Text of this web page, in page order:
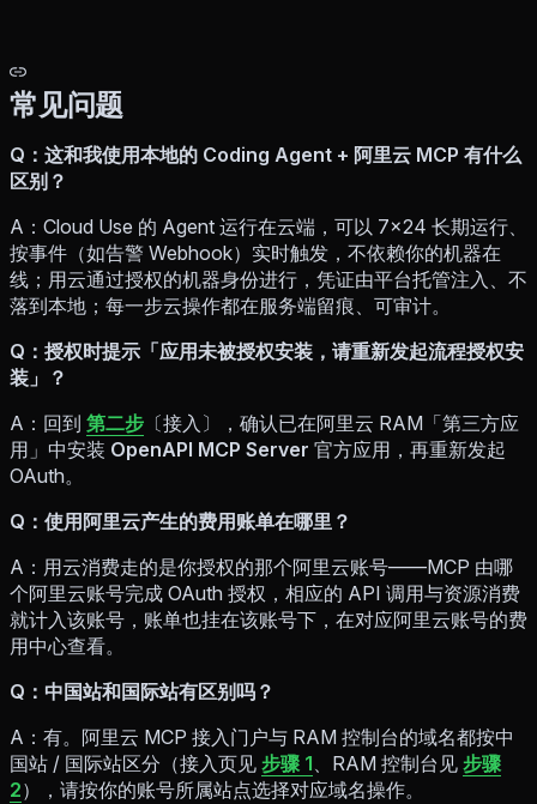
常见问题
Q：这和我使用本地的 Coding Agent + 阿里云 MCP 有什么
区别？
A：Cloud Use 的 Agent 运行在云端，可以 7×24 长期运行、
按事件（如告警 Webhook）实时触发，不依赖你的机器在
线；用云通过授权的机器身份进行，凭证由平台托管注入、不
落到本地；每一步云操作都在服务端留痕、可审计。
Q：授权时提示「应用未被授权安装，请重新发起流程授权安
装」？
A：回到 第二步 〔接入〕，确认已在阿里云 RAM「第三方应
用」中安装 OpenAPI MCP Server 官方应用，再重新发起
OAuth。
Q：使用阿里云产生的费用账单在哪里？
A：用云消费走的是你授权的那个阿里云账号——MCP 由哪
个阿里云账号完成 OAuth 授权，相应的 API 调用与资源消费
就计入该账号，账单也挂在该账号下，在对应阿里云账号的费
用中心查看。
Q：中国站和国际站有区别吗？
A：有。阿里云 MCP 接入门户与 RAM 控制台的域名都按中
国站 / 国际站区分（接入页见 步骤 1、RAM 控制台见 步骤
2），请按你的账号所属站点选择对应域名操作。